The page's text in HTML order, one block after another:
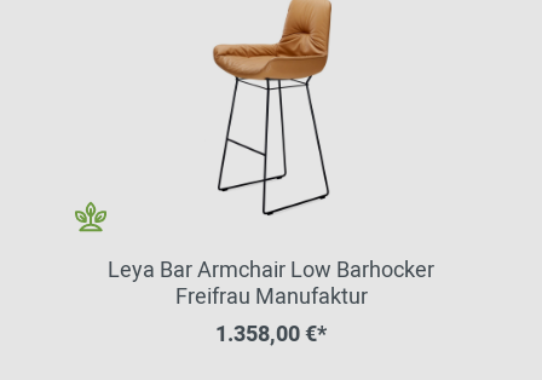
Leya Bar Armchair Low Barhocker
Freifrau Manufaktur
1.358,00 €*